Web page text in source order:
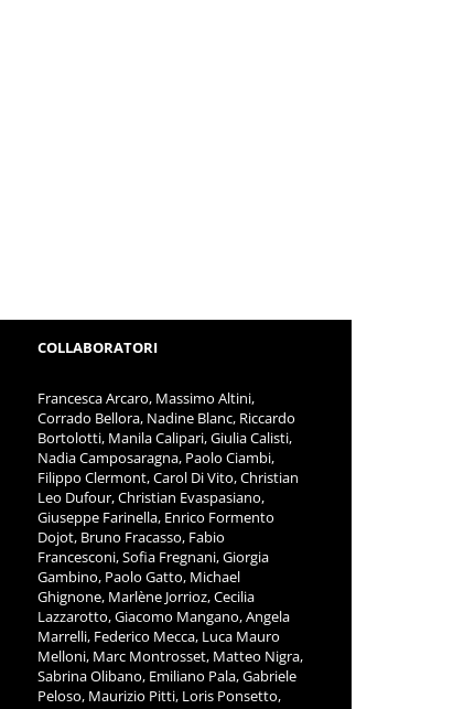
COLLABORATORI
Francesca Arcaro, Massimo Altini,
Corrado Bellora, Nadine Blanc, Riccardo
Bortolotti, Manila Calipari, Giulia Calisti,
Nadia Camposaragna, Paolo Ciambi,
Filippo Clermont, Carol Di Vito, Christian
Leo Dufour, Christian Evaspasiano,
Giuseppe Farinella, Enrico Formento
Dojot, Bruno Fracasso, Fabio
Francesconi, Sofia Fregnani, Giorgia
Gambino, Paolo Gatto, Michael
Ghignone, Marlène Jorrioz, Cecilia
Lazzarotto, Giacomo Mangano, Angela
Marrelli, Federico Mecca, Luca Mauro
Melloni, Marc Montrosset, Matteo Nigra,
Sabrina Olibano, Emiliano Pala, Gabriele
Peloso, Maurizio Pitti, Loris Ponsetto,